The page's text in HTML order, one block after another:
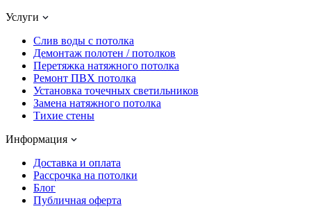
Услуги
Слив воды с потолка
Демонтаж полотен / потолков
Перетяжка натяжного потолка
Ремонт ПВХ потолка
Установка точечных светильников
Замена натяжного потолка
Тихие стены
Информация
Доставка и оплата
Рассрочка на потолки
Блог
Публичная оферта